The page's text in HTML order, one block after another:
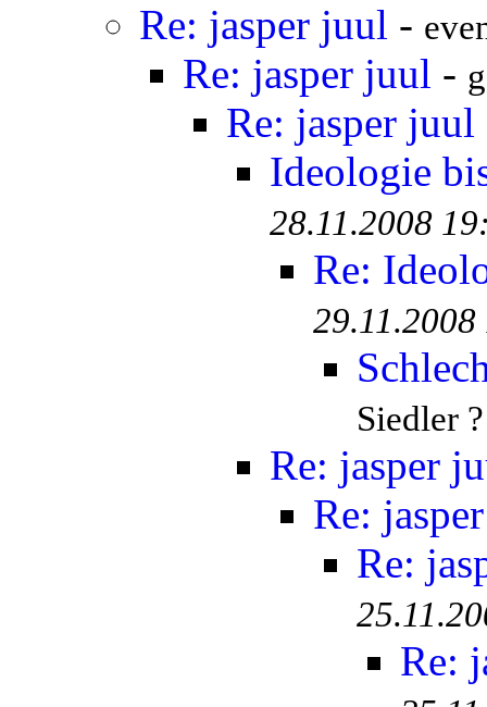
Re: jasper juul -
Re: jasper juul -
Re: jasper juul
Ideologie
28.11.2008
Re:
Siedler
Re: jasper
Re:
Re:
Re: